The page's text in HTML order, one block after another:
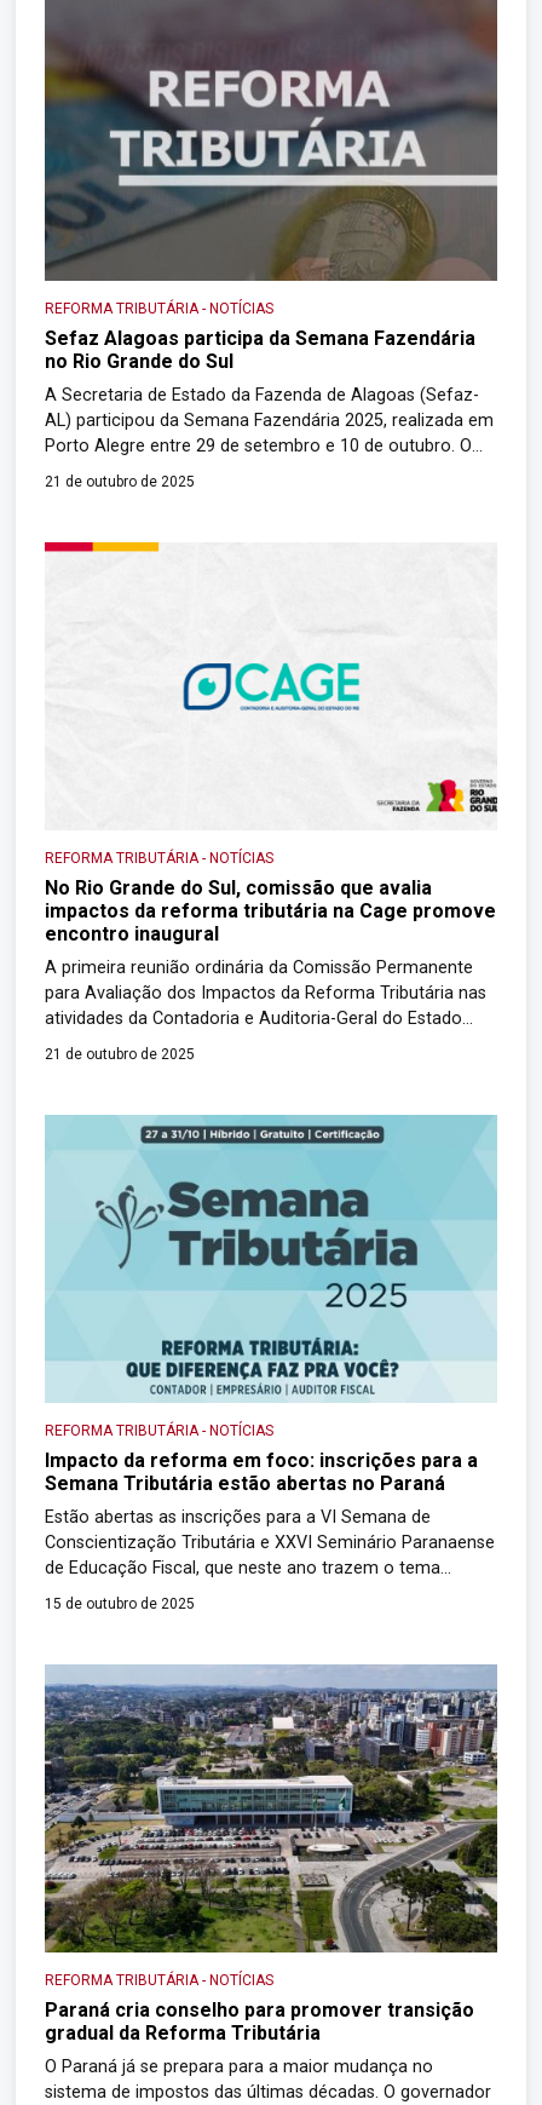
REFORMA TRIBUTÁRIA- NOTÍCIAS
Sefaz Alagoas participa da Semana Fazendária
no Rio Grande do Sul
A Secretaria de Estado da Fazenda de Alagoas (Sefaz-
AL) participou da Semana Fazendária 2025, realizada em
Porto Alegre entre 29 de setembro e 10 de outubro. O
evento reuniu secretarias estaduais de Fazenda,
administrativa e a educação […]
21 de outubro de 2025
REFORMA TRIBUTÁRIA- NOTÍCIAS
No Rio Grande do Sul, comissão que avalia
impactos da reforma tributária na Cage promove
encontro inaugural
A primeira reunião ordinária da Comissão Permanente
para Avaliação dos Impactos da Reforma Tributária nas
atividades da Contadoria e Auditoria-Geral do Estado
(Cage) e nas contratações públicas foi realizada na
nivelamento de informações entre os participantes e
iniciar a elaboração […]
21 de outubro de 2025
REFORMA TRIBUTÁRIA- NOTÍCIAS
Impacto da reforma em foco: inscrições para a
Semana Tributária estão abertas no Paraná
Estão abertas as inscrições para a VI Semana de
Conscientização Tributária e XXVI Seminário Paranaense
de Educação Fiscal, que neste ano trazem o tema
“Reforma Tributária: que diferença faz pra você?”. A
professores, estudantes universitários, empresários,
empreendedores e auditores […]
15 de outubro de 2025
REFORMA TRIBUTÁRIA- NOTÍCIAS
Paraná cria conselho para promover transição
gradual da Reforma Tributária
O Paraná já se prepara para a maior mudança no
sistema de impostos das últimas décadas. O governador